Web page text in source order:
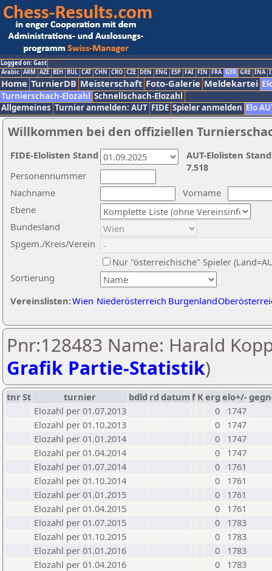
Logged on: Gast
Arabic ARM AZE BIH BUL CAT CHN CRO CZE DEN ENG ESP FAI FIN FRA GER GRE INA
Home TurnierDB Meisterschaft Foto-Galerie Meldekartei
Turnierschach-Elozahl Schnellschach-Elozahl
Allgemeines Turnier anmelden: AUT FIDE Spieler anmelden Elo
Willkommen bei den offiziellen
Nachname
Vorname
Ebene
Sortierung
Personennummer
Bundesland
Spgem./Kreis/Verein
Nur "österreichische" Spieler
Vereinslisten:Wien Niederösterreich Burgenland
AUT-Elolisten
7.518
FIDE-Elolisten Stand
Pnr:128483 Name: Harald
Grafik Partie-Statistik)
tnrSt turnier bdld rd datumf Kerg elo+/-
Elozahl per 01.07.2013
0
1747
Elozahl per 01.10.2013
0
1747
Elozahl per 01.01.2014
0
1747
Elozahl per 01.04.2014
0
1747
Elozahl per 01.07.2014
0
1761
Elozahl per 01.10.2014
0
1761
Elozahl per 01.01.2015
0
1761
Elozahl per 01.04.2015
0
1761
Elozahl per 01.07.2015
0
1783
Elozahl per 01.10.2015
0
1783
Elozahl per 01.01.2016
0
1783
Elozahl per 01.04.2016
0
1783